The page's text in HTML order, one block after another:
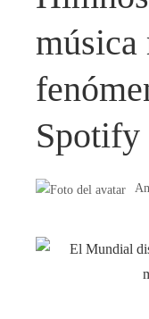
música
Spotify